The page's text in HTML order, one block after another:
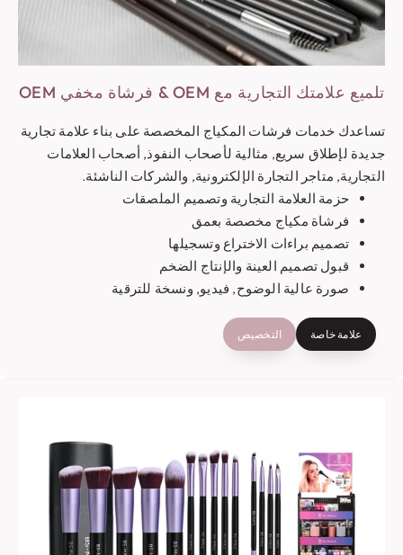
تلميع علامتك التجارية مع OEM & فرشاة مخفي OEM
تساعدك خدمات فرشات المكياج المخصصة على بناء علامة تجارية
جديدة لإطلاق سريع, مثالية لأصحاب النفوذ, أصحاب العلامات
التجارية, متاجر التجارة الإلكترونية, والشركات الناشئة.
حزمة العلامة التجارية وتصميم الملصقات
فرشاة مكياج مخصصة بعمق
تصميم براءات الاختراع وتسجيلها
قبول تصميم العينة والإنتاج الضخم
صورة عالية الوضوح, فيديو, ونسخة للترقية
علامة خاصة التخصيص